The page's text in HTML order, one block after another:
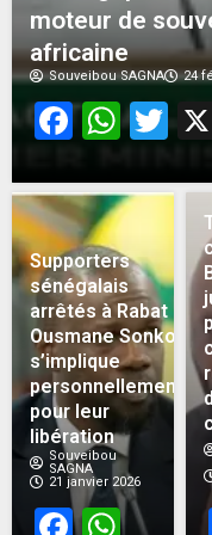
moteur de
africaine
Souveibou SAGNA 24
Supporters
sénégalais
arrêtés à Rabat :
Ousmane Sonko
s’implique
personnellement
pour leur
libération
Souveibou
SAGNA
21 janvier 2026